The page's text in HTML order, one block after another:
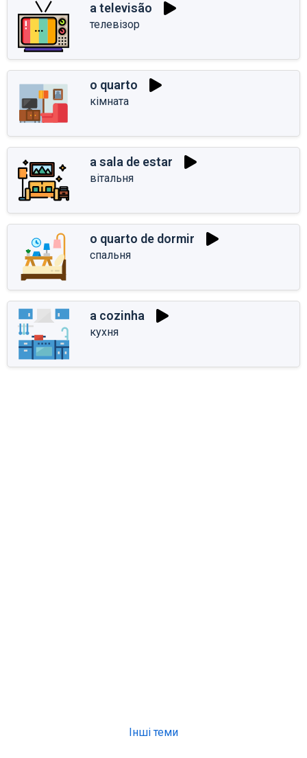
a televisão
телевізор
o quarto
кімната
a sala de estar
вітальня
o quarto de dormir
спальня
a cozinha
кухня
Інші теми